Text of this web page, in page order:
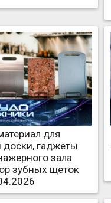
для
доски, гаджеты
зала
зубных щеток